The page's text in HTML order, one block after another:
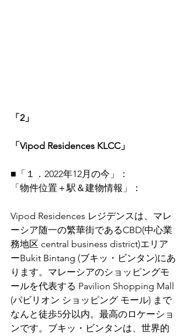
「2」
「Vipod Residences KLCC」
■「１．2022年12月の今」：
「物件位置＋駅＆建物情報」：
Vipod Residences レジデンスは、マレ
ーシア随一の繁華街であるCBD(中心業
務地区 central business district)エリア
ーBukit Bintang (ブキッ・ビンタン)にあ
ります。マレーシアのショッピングモ
ールを代表する Pavilion Shopping Mall
(パビリオン ショッピング モール) まで
なんと徒歩5分以内。最高のロケーショ
ンです。ブキッ・ビンタンは、世界的